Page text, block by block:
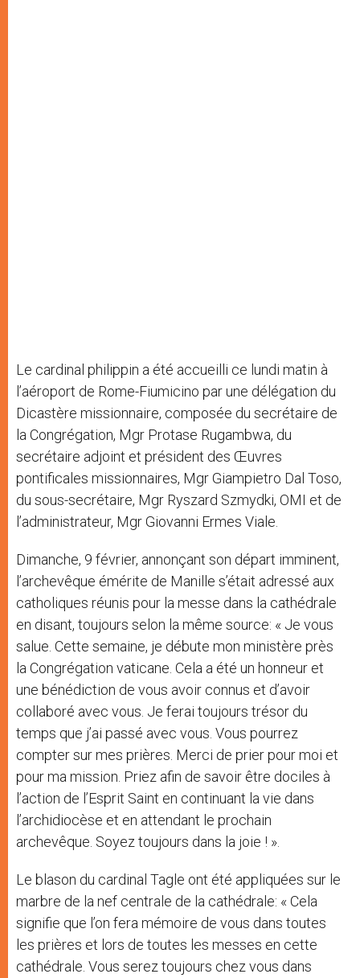
Le cardinal philippin a été accueilli ce lundi matin à
l’aéroport de Rome-Fiumicino par une délégation du
Dicastère missionnaire, composée du secrétaire de
la Congrégation, Mgr Protase Rugambwa, du
secrétaire adjoint et président des Œuvres
pontificales missionnaires, Mgr Giampietro Dal Toso,
du sous-secrétaire, Mgr Ryszard Szmydki, OMI et de
l’administrateur, Mgr Giovanni Ermes Viale.
Dimanche, 9 février, annonçant son départ imminent,
l’archevêque émérite de Manille s’était adressé aux
catholiques réunis pour la messe dans la cathédrale
en disant, toujours selon la même source: « Je vous
salue. Cette semaine, je débute mon ministère près
la Congrégation vaticane. Cela a été un honneur et
une bénédiction de vous avoir connus et d’avoir
collaboré avec vous. Je ferai toujours trésor du
temps que j’ai passé avec vous. Vous pourrez
compter sur mes prières. Merci de prier pour moi et
pour ma mission. Priez afin de savoir être dociles à
l’action de l’Esprit Saint en continuant la vie dans
l’archidiocèse et en attendant le prochain
archevêque. Soyez toujours dans la joie ! ».
Le blason du cardinal Tagle ont été appliquées sur le
marbre de la nef centrale de la cathédrale: « Cela
signifie que l’on fera mémoire de vous dans toutes
les prières et lors de toutes les messes en cette
cathédrale. Vous serez toujours chez vous dans